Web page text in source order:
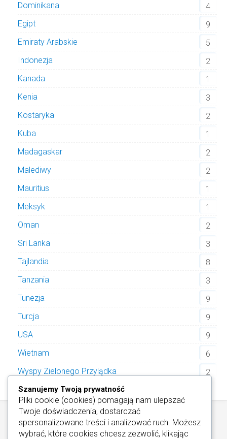
Dominikana
4
Egipt
9
Emiraty Arabskie
5
Indonezja
2
Kanada
1
Kenia
3
Kostaryka
2
Kuba
1
Madagaskar
2
Malediwy
2
Mauritius
1
Meksyk
1
Oman
2
Sri Lanka
3
Tajlandia
8
Tanzania
3
Tunezja
9
Turcja
9
USA
9
Wietnam
6
Wyspy Zielonego Przylądka
2
Szanujemy Twoją prywatność
Pliki cookie (cookies) pomagają nam ulepszać
Twoje doświadczenia, dostarczać
spersonalizowane treści i analizować ruch. Możesz
wybrać, które cookies chcesz zezwolić, klikając